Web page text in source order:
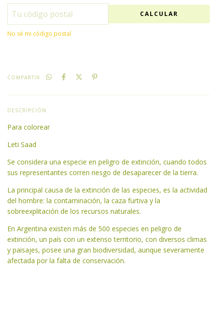
CALCULAR
No sé mi código postal
COMPARTIR
DESCRIPCIÓN
Para colorear
Leti Saad
Se considera una especie en peligro de extinción, cuando todos
sus representantes corren riesgo de desaparecer de la tierra.
La principal causa de la extinción de las especies, es la actividad
del hombre: la contaminación, la caza furtiva y la
sobreexplitación de los recursos naturales.
En Argentina existen más de 500 especies en peligro de
extinción, un país con un extenso territorio, con diversos climas
y paisajes, posee una gran biodiversidad, aunque severamente
afectada por la falta de conservación.